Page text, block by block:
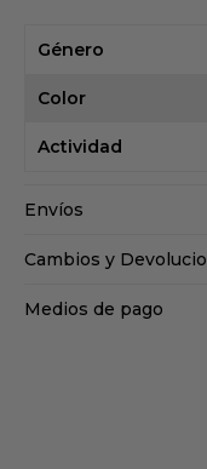
Envíos
Cambios y
Medios de pago
Género
Color
Actividad